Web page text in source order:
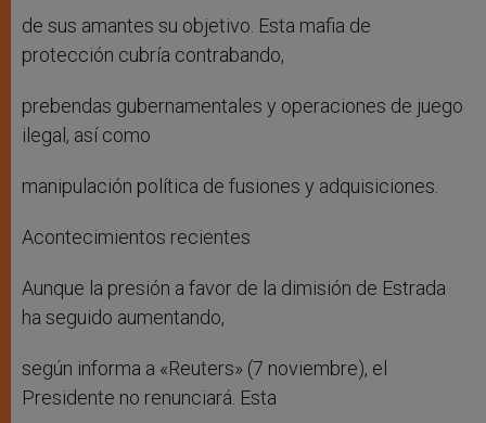
de sus amantes su objetivo. Esta mafia de
protección cubría contrabando,
prebendas gubernamentales y operaciones de juego
ilegal, así como
manipulación política de fusiones y adquisiciones.
Acontecimientos recientes
Aunque la presión a favor de la dimisión de Estrada
ha seguido aumentando,
según informa a «Reuters» (7 noviembre), el
Presidente no renunciará. Esta